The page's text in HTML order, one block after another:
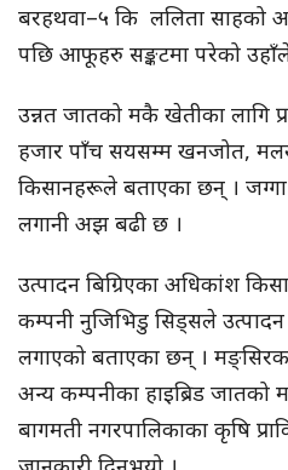
बरहथवा–५ कि ललिता साहको
पछि आफूहरु सङ्कटमा परेको उहाँले
उन्नत जातको मकै खेतीका लागि
हजार पाँच सयसम्म खनजोत,
किसानहरूले बताएका छन् ।
लगानी अझ बढी छ ।
उत्पादन बिग्रिएका अधिकांश
कम्पनी नुजिभिडु सिड्सले उत्पादन
लगाएको बताएका छन् ।
अन्य कम्पनीका हाइब्रिड
बागमती नगरपालिकाका कृषि